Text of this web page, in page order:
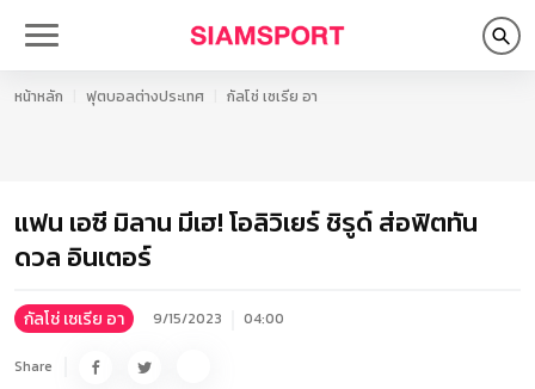
หน้าหลัก ฟุตบอลต่างประเทศ กัลโช่ เซเรีย อา
แฟน เอซี มิลาน มีเฮ! โอลิวิเยร์ ชิรูด์ ส่อฟิตทัน
ดวล อินเตอร์
กัลโช่ เซเรีย อา 9/15/2023 04:00
Share